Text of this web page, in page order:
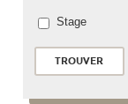
Stage